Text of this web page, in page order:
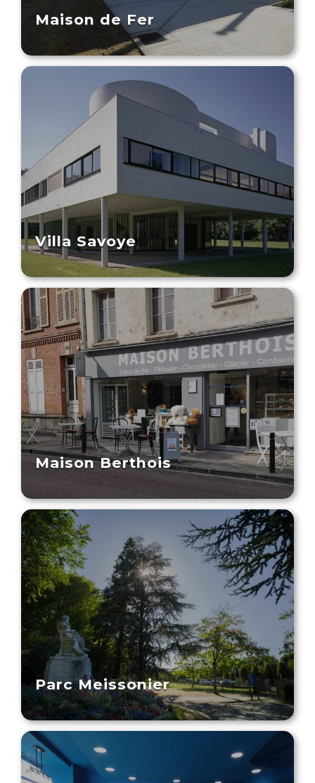
Maison de Fer
Villa Savoye
Maison Berthois
Parc Meissonier